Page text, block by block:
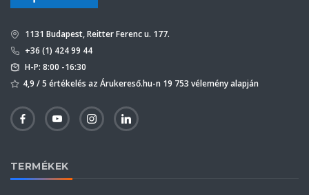
1131 Budapest, Reitter Ferenc u. 177.
+36 (1) 424 99 44
H-P: 8:00 -16:30
4,9 / 5 értékelés az Árukereső.hu-n 19 753 vélemény alapján
TERMÉKEK